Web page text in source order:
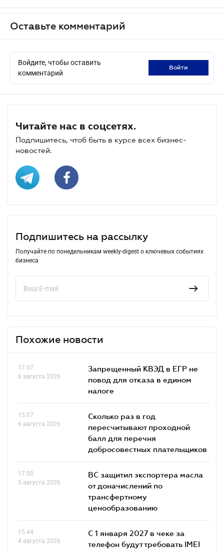
Оставьте комментарий
Войдите, чтобы оставить
комментарий
войти
Читайте нас в соцсетях.
Подпишитесь, чтоб быть в курсе всех бизнес-
новостей.
Подпишитесь на рассылку
Получайте по понедельникам weekly-digest о ключевых событиях
бизнеса
Похожие новости
17.07
6 августа 2026
Запрещенный КВЭД в ЕГР не
повод для отказа в едином
налоге
15.07
6 августа 2026
Сколько раз в год
пересчитывают проходной
балл для перечня
добросовестных плательщиков
17.00
5 августа 2026
ВС защитил экспортера масла
от доначислений по
трансфертному
ценообразованию
15.44
4 августа 2026
С 1 января 2027 в чеке за
телефон будут требовать IMEI